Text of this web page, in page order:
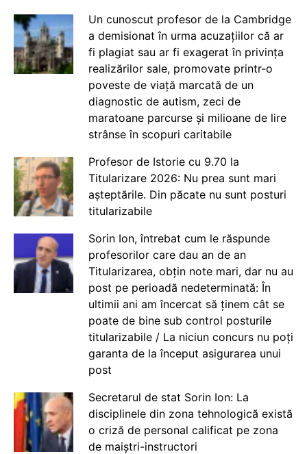
Un cunoscut profesor de la Cambridge
a demisionat în urma acuzațiilor că ar
fi plagiat sau ar fi exagerat în privința
realizărilor sale, promovate printr-o
poveste de viață marcată de un
diagnostic de autism, zeci de
maratoane parcurse și milioane de lire
strânse în scopuri caritabile
Profesor de Istorie cu 9.70 la
Titularizare 2026: Nu prea sunt mari
așteptările. Din păcate nu sunt posturi
titularizabile
Sorin Ion, întrebat cum le răspunde
profesorilor care dau an de an
Titularizarea, obțin note mari, dar nu au
post pe perioadă nedeterminată: În
ultimii ani am încercat să ținem cât se
poate de bine sub control posturile
titularizabile / La niciun concurs nu poți
garanta de la început asigurarea unui
post
Secretarul de stat Sorin Ion: La
disciplinele din zona tehnologică există
o criză de personal calificat pe zona
de maiștri-instructori